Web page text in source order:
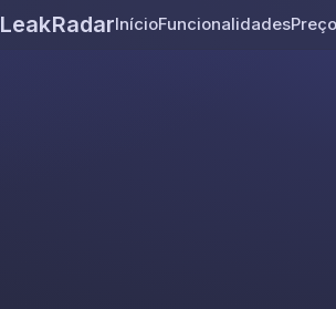
LeakRadarInícioFuncionalidades